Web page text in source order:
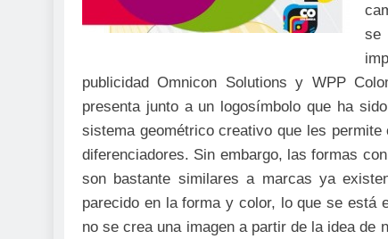
se
publicidad Omnicon Solutions y WPP
presenta junto a un logosímbolo que ha
sistema geométrico creativo que les
diferenciadores. Sin embargo, las formas
son bastante similares a marcas ya
parecido en la forma y color, lo que se está
no se crea una imagen a partir de la idea de